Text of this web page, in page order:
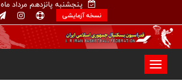
پنجشنبه پانزدهم مرداد ماه
نسخه آزمایشی